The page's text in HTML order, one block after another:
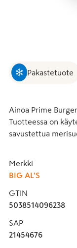
Pakastetuote
Ainoa Prime
Tuotteessa on
savustettua
Merkki
BIG AL'S
GTIN
5038514096238
SAP
21454676